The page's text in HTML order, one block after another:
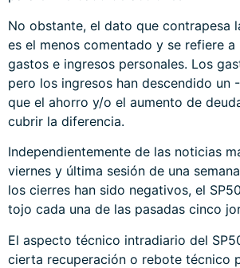
No obstante, el dato que contrapesa
es el menos comentado y se refiere
gastos e ingresos personales. Los
pero los ingresos han descendido un -
que el ahorro y/o el aumento de
cubrir la diferencia.
Independientemente de las noticias
viernes y última sesión de una
los cierres han sido negativos, el
tojo cada una de las pasadas cinco
El aspecto técnico intradiario del
cierta recuperación o rebote técnico